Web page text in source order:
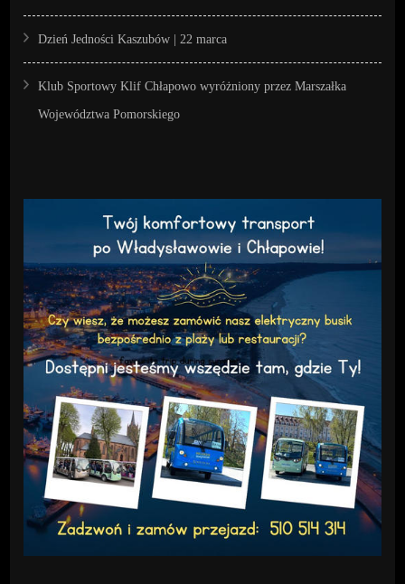
Dzień Jedności Kaszubów | 22 marca
Klub Sportowy Klif Chłapowo wyróżniony przez Marszałka
Województwa Pomorskiego